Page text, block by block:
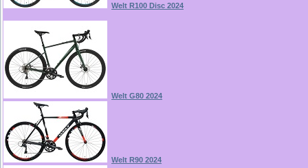
Welt R100 Disc 2024
Welt G80 2024
Welt R90 2024